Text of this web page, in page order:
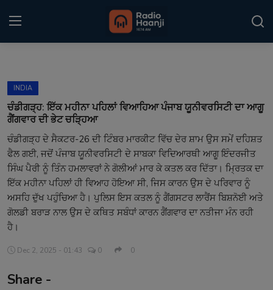
Home
Kitaab Kahani
Gallery
Sponsors
INDIA
ਚੰਡੀਗੜ੍ਹ: ਇੱਕ ਮਹੀਨਾ ਪਹਿਲਾਂ ਵਿਆਹਿਆ ਪੰਜਾਬ ਯੂਨੀਵਰਸਿਟੀ ਦਾ ਆਗੂ
ਗੈਂਗਵਾਰ ਦੀ ਭੇਟ ਚੜ੍ਹਿਆ
ਚੰਡੀਗੜ੍ਹ ਦੇ ਸੈਕਟਰ-26 ਦੀ ਟਿੰਬਰ ਮਾਰਕੀਟ ਵਿੱਚ ਦੇਰ ਸ਼ਾਮ ਉਸ ਸਮੇਂ ਦਹਿਸ਼ਤ
ਫੈਲ ਗਈ, ਜਦੋਂ ਪੰਜਾਬ ਯੂਨੀਵਰਸਿਟੀ ਦੇ ਸਾਬਕਾ ਵਿਦਿਆਰਥੀ ਆਗੂ ਇੰਦਰਜੀਤ
ਸਿੰਘ ਪੈਰੀ ਨੂੰ ਤਿੰਨ ਹਮਲਾਵਰਾਂ ਨੇ ਗੋਲੀਆਂ ਮਾਰ ਕੇ ਕਤਲ ਕਰ ਦਿੱਤਾ। ਮ੍ਰਿਤਕ ਦਾ
ਇੱਕ ਮਹੀਨਾ ਪਹਿਲਾਂ ਹੀ ਵਿਆਹ ਹੋਇਆ ਸੀ, ਜਿਸ ਕਾਰਨ ਉਸ ਦੇ ਪਰਿਵਾਰ ਨੂੰ
ਅਸਹਿ ਦੁੱਖ ਪਹੁੰਚਿਆ ਹੈ। ਪੁਲਿਸ ਇਸ ਕਤਲ ਨੂੰ ਗੈਂਗਸਟਰ ਲਾਰੈਂਸ ਬਿਸ਼ਨੋਈ ਅਤੇ
ਗੋਲਡੀ ਬਰਾੜ ਨਾਲ ਉਸ ਦੇ ਕਥਿਤ ਸਬੰਧਾਂ ਕਾਰਨ ਗੈਂਗਵਾਰ ਦਾ ਨਤੀਜਾ ਮੰਨ ਰਹੀ
ਹੈ।
Dec 2, 2025 - 01:43 0 0
Share -